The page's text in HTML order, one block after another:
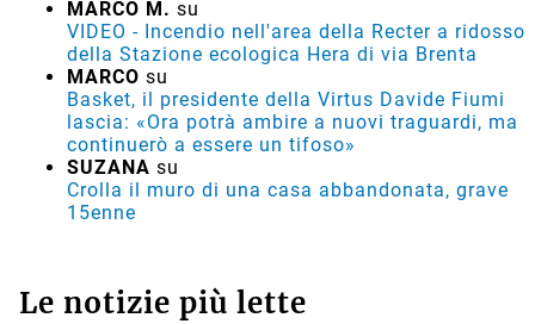
MARCO M. su
VIDEO - Incendio nell'area della Recter a ridosso
della Stazione ecologica Hera di via Brenta
MARCO su
Basket, il presidente della Virtus Davide Fiumi
lascia: «Ora potrà ambire a nuovi traguardi, ma
continuerò a essere un tifoso»
SUZANA su
Crolla il muro di una casa abbandonata, grave
15enne
Le notizie più lette